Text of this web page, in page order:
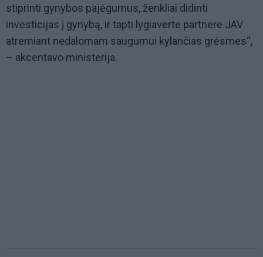
stiprinti gynybos pajėgumus, ženkliai didinti
investicijas į gynybą, ir tapti lygiaverte partnere JAV
atremiant nedalomam saugumui kylančias grėsmes“,
– akcentavo ministerija.